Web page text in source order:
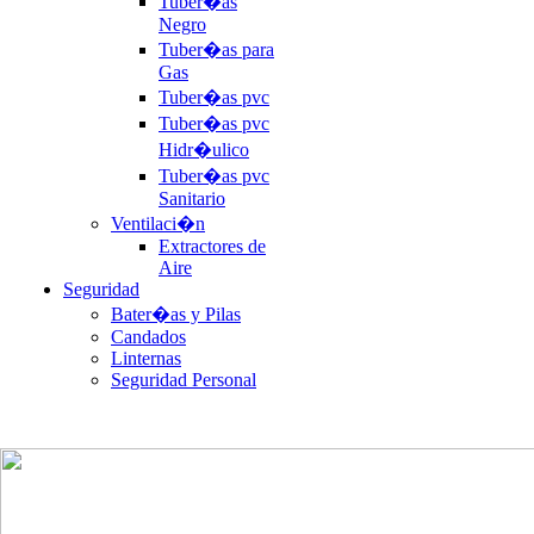
Negro
Tuber�as para
Gas
Tuber�as pvc
Tuber�as pvc
Hidr�ulico
Tuber�as pvc
Sanitario
Ventilaci�n
Extractores de
Aire
Seguridad
Bater�as y Pilas
Candados
Linternas
Seguridad Personal